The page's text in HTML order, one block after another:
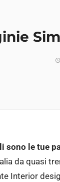
sono le tue
da quasi
Interior